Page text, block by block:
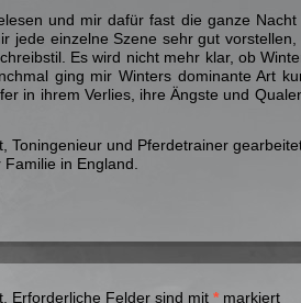
und mir dafür fast die ganze
jede einzelne Szene sehr gut
Es wird nicht mehr klar, ob
ging mir Winters dominante Art
in ihrem Verlies, ihre Ängste und
Toningenieur und Pferdetrainer
in England.
Erforderliche Felder sind mit* markiert